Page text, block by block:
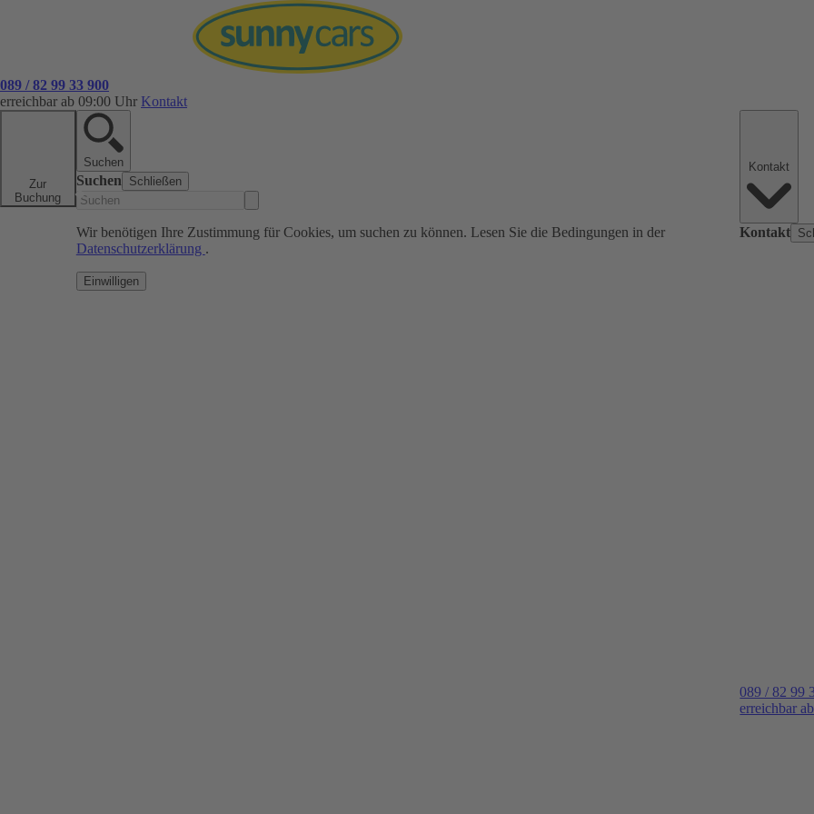
089 / 82 99 33 900
erreichbar ab 09:00 Uhr Kontakt
Zur
Buchung
Suchen
Suchen Schließen
Wir benötigen Ihre Zustimmung für Cookies, um suchen zu können. Lesen Sie die Bedingungen in der
Datenschutzerklärung .
Einwilligen
Kontakt
089 / 82 99
erreichbar